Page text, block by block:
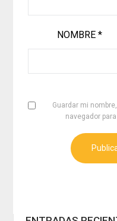
NOMBRE *
Guardar mi
navegador